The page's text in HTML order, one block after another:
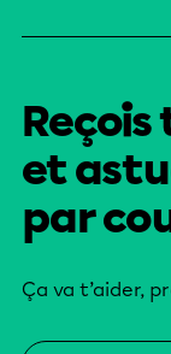
et
par
Ça va t’aider,